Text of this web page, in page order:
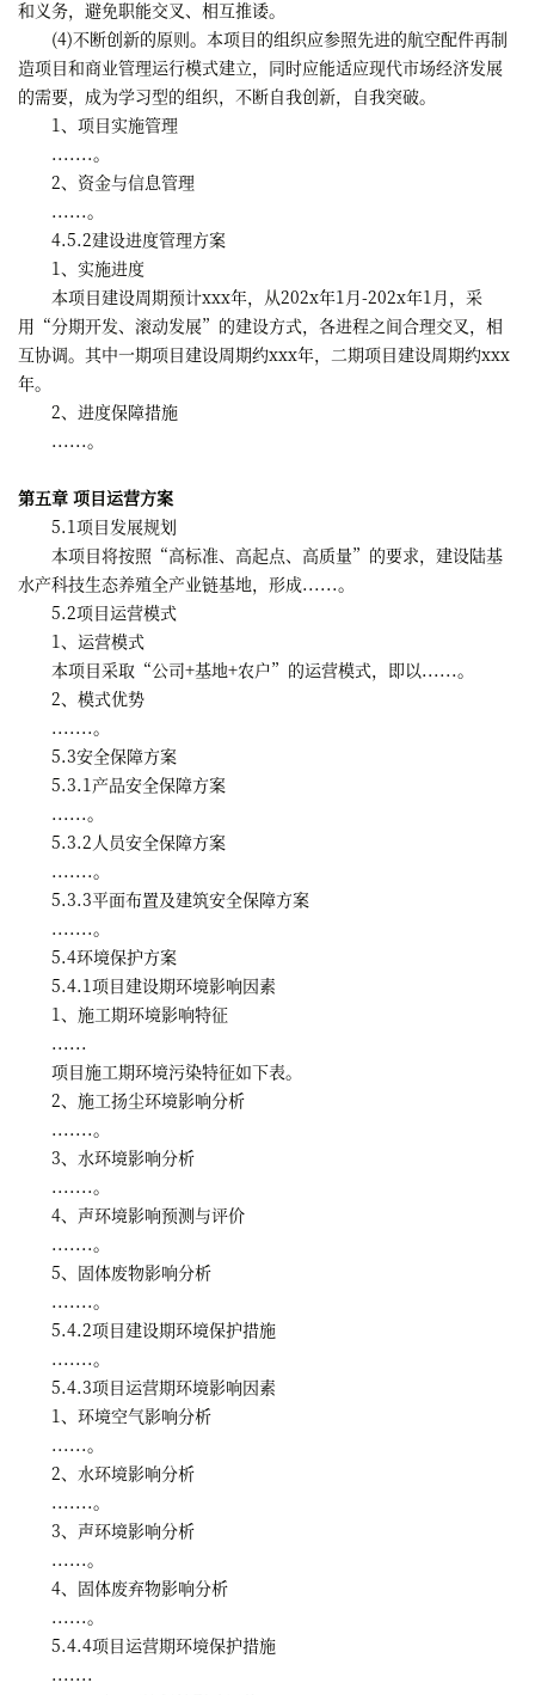
和义务，避免职能交叉、相互推诿。
(4)不断创新的原则。本项目的组织应参照先进的航空配件再制
造项目和商业管理运行模式建立，同时应能适应现代市场经济发展
的需要，成为学习型的组织，不断自我创新，自我突破。
1、项目实施管理
.......。
2、资金与信息管理
......。
4.5.2建设进度管理方案
1、实施进度
本项目建设周期预计xxx年，从202x年1月-202x年1月，采
用“分期开发、滚动发展”的建设方式，各进程之间合理交叉，相
互协调。其中一期项目建设周期约xxx年，二期项目建设周期约xxx
年。
2、进度保障措施
......。
第五章 项目运营方案
5.1项目发展规划
本项目将按照“高标准、高起点、高质量”的要求，建设陆基
水产科技生态养殖全产业链基地，形成......。
5.2项目运营模式
1、运营模式
本项目采取“公司+基地+农户”的运营模式，即以......。
2、模式优势
.......。
5.3安全保障方案
5.3.1产品安全保障方案
......。
5.3.2人员安全保障方案
.......。
5.3.3平面布置及建筑安全保障方案
.......。
5.4环境保护方案
5.4.1项目建设期环境影响因素
1、施工期环境影响特征
......
项目施工期环境污染特征如下表。
2、施工扬尘环境影响分析
.......。
3、水环境影响分析
.......。
4、声环境影响预测与评价
.......。
5、固体废物影响分析
.......。
5.4.2项目建设期环境保护措施
.......。
5.4.3项目运营期环境影响因素
1、环境空气影响分析
......。
2、水环境影响分析
.......。
3、声环境影响分析
......。
4、固体废弃物影响分析
......。
5.4.4项目运营期环境保护措施
.......